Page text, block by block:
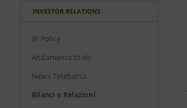
INVESTOR RELATIONS
IR Policy
Andamento titolo
News Teleborsa
Bilanci e Relazioni